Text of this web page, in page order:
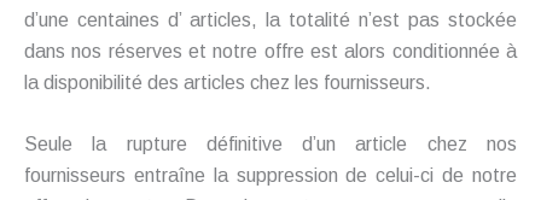
d’une centaines d’ articles, la totalité n’est pas stockée
dans nos réserves et notre offre est alors conditionnée à
la disponibilité des articles chez les fournisseurs.
Seule la rupture définitive d’un article chez nos
fournisseurs entraîne la suppression de celui-ci de notre